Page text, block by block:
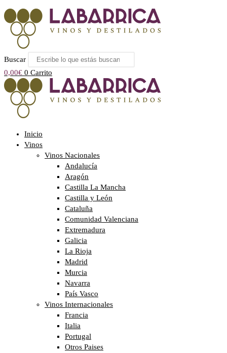
Buscar
0,00€ 0 Carrito
Inicio
Vinos
Vinos Nacionales
Andalucía
Aragón
Castilla La Mancha
Castilla y León
Cataluña
Comunidad Valenciana
Extremadura
Galicia
La Rioja
Madrid
Murcia
Navarra
País Vasco
Vinos Internacionales
Francia
Italia
Portugal
Otros Paises